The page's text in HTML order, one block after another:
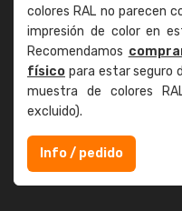
colores RAL no parecen
impresión de color en
Recomendamos
físico para estar seguro
muestra de colores
excluido).
Info / pedido